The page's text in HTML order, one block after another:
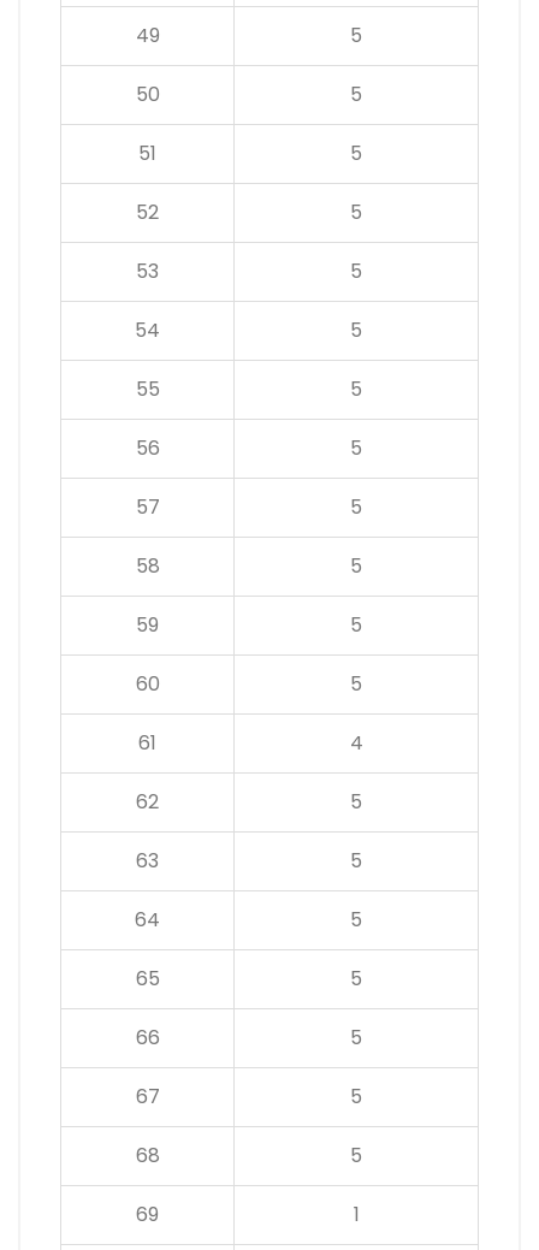
49 5
50 5
51 5
52 5
53 5
54 5
55 5
56 5
57 5
58 5
59 5
60 5
61 4
62 5
63 5
64 5
65 5
66 5
67 5
68 5
69 1